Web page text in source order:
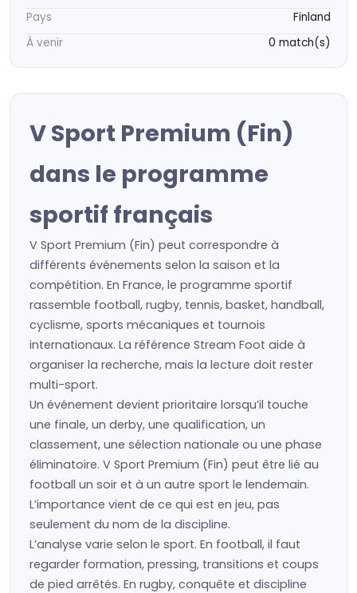
Pays
Finland
À venir
0 match(s)
V Sport Premium (Fin)
dans le programme
sportif français
V Sport Premium (Fin) peut correspondre à
différents événements selon la saison et la
compétition. En France, le programme sportif
rassemble football, rugby, tennis, basket, handball,
cyclisme, sports mécaniques et tournois
internationaux. La référence Stream Foot aide à
organiser la recherche, mais la lecture doit rester
multi-sport.
Un événement devient prioritaire lorsqu’il touche
une finale, un derby, une qualification, un
classement, une sélection nationale ou une phase
éliminatoire. V Sport Premium (Fin) peut être lié au
football un soir et à un autre sport le lendemain.
L’importance vient de ce qui est en jeu, pas
seulement du nom de la discipline.
L’analyse varie selon le sport. En football, il faut
regarder formation, pressing, transitions et coups
de pied arrêtés. En rugby, conquête et discipline